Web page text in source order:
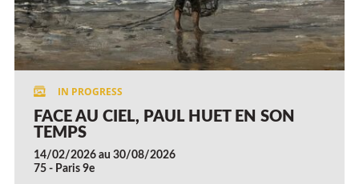
FACE AU CIEL, PAUL HUET EN SON
TEMPS
14/02/2026 au 30/08/2026
75 - Paris 9e